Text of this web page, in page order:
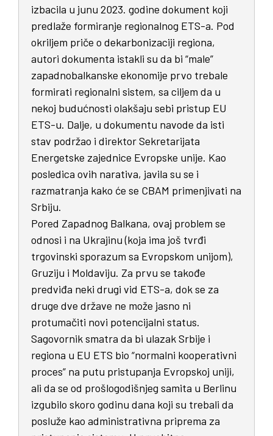
izbacila u junu 2023. godine dokument koji
predlaže formiranje regionalnog ETS-a. Pod
okriljem priče o dekarbonizaciji regiona,
autori dokumenta istakli su da bi “male”
zapadnobalkanske ekonomije prvo trebale
formirati regionalni sistem, sa ciljem da u
nekoj budućnosti olakšaju sebi pristup EU
ETS-u. Dalje, u dokumentu navode da isti
stav podržao i direktor Sekretarijata
Energetske zajednice Evropske unije. Kao
posledica ovih narativa, javila su se i
razmatranja kako će se CBAM primenjivati na
Srbiju.
Pored Zapadnog Balkana, ovaj problem se
odnosi i na Ukrajinu (koja ima još tvrđi
trgovinski sporazum sa Evropskom unijom),
Gruziju i Moldaviju. Za prvu se takođe
predviđa neki drugi vid ETS-a, dok se za
druge dve države ne može jasno ni
protumačiti novi potencijalni status.
Sagovornik smatra da bi ulazak Srbije i
regiona u EU ETS bio “normalni kooperativni
proces” na putu pristupanja Evropskoj uniji,
ali da se od prošlogodišnjeg samita u Berlinu
izgubilo skoro godinu dana koji su trebali da
posluže kao administrativna priprema za